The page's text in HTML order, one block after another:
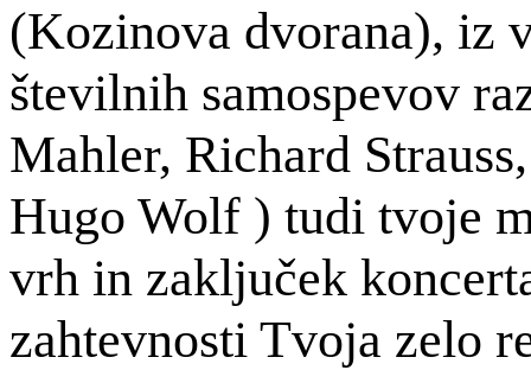
(Kozinova dvorana), iz
številnih samospevov
Mahler, Richard
Hugo Wolf ) tudi tvoje
vrh in zaključek
zahtevnosti Tvoja zelo